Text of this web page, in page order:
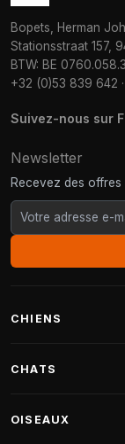
Bopets, Herman
Stationsstraat 157,
BTW: BE
+32 (0)53 839 642 ·
Suivez-nous sur
Newsletter
Recevez des
CHIENS
Paniers Fantail
CHATS
OISEAUX